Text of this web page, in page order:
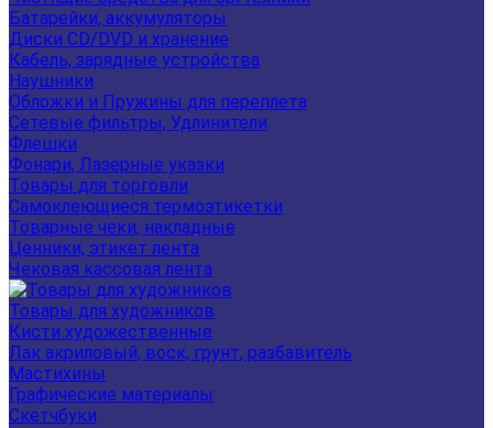
Батарейки, аккумуляторы
Диски CD/DVD и хранение
Кабель, зарядные устройства
Наушники
Обложки и Пружины для переплета
Сетевые фильтры, Удлинители
Флешки
Фонари, Лазерные указки
Товары для торговли
Самоклеющиеся термоэтикетки
Товарные чеки, накладные
Ценники, этикет лента
Чековая кассовая лента
Товары для художников
Кисти художественные
Лак акриловый, воск, грунт, разбавитель
Мастихины
Графические материалы
Скетчбуки